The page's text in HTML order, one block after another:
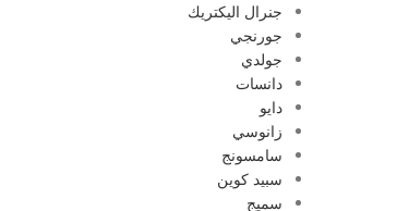
جنرال اليكتريك
جورنجي
جولدي
دانسات
دايو
زانوسي
سامسونج
سبيد كوين
سميج